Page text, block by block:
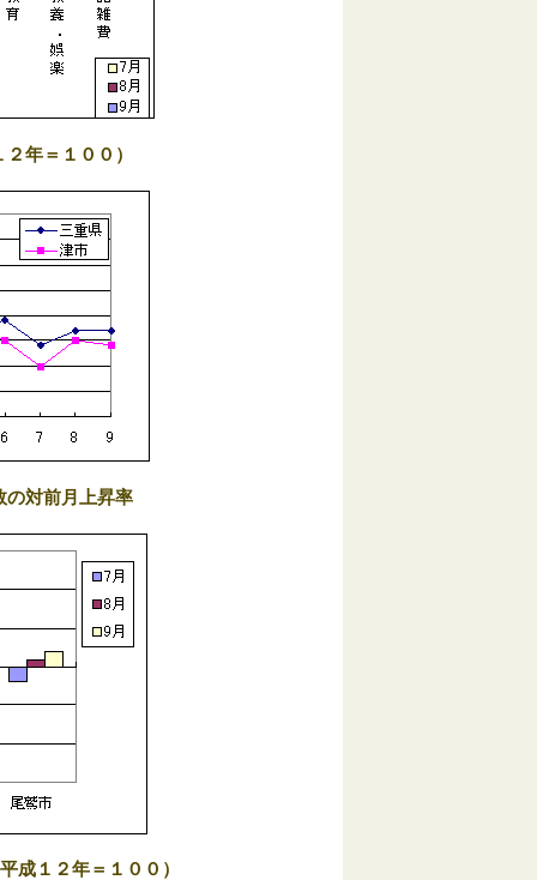
年＝１００）
の対前月上昇率
成１２年＝１００）